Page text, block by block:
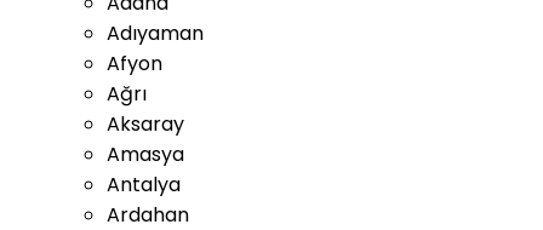
Adıyaman
Afyon
Ağrı
Aksaray
Amasya
Antalya
Ardahan